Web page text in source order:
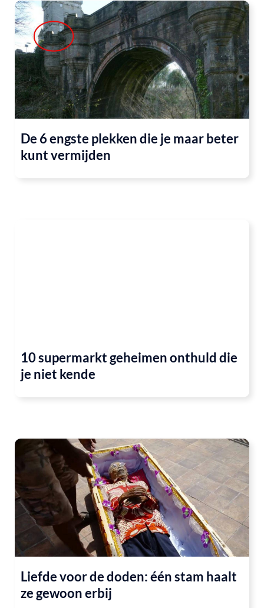
De 6 engste plekken die je maar beter
kunt vermijden
10 supermarkt geheimen onthuld die
je niet kende
Liefde voor de doden: één stam haalt
ze gewoon erbij